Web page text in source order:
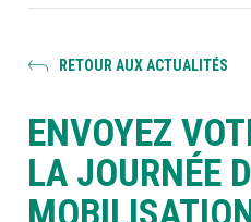
À LA POINTE DE LA
RETOUR AUX ACTUALITÉS
ENVOYEZ
LA JOURNÉE